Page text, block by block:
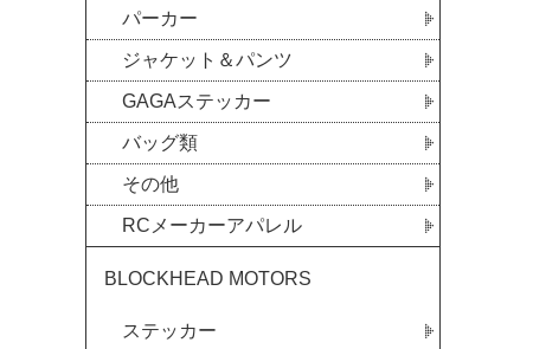
パーカー
ジャケット＆パンツ
GAGAステッカー
バッグ類
その他
RCメーカーアパレル
BLOCKHEAD MOTORS
ステッカー